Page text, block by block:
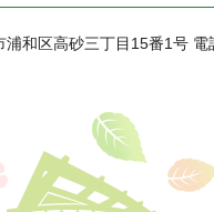
和区高砂三丁目15番1号 電